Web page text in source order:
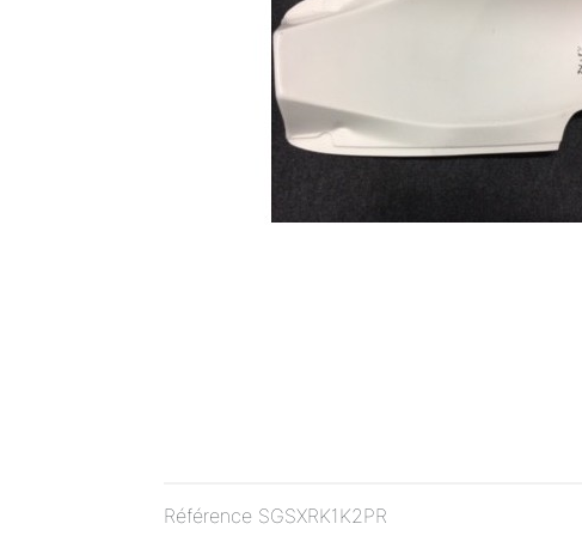
Référence SGSXRK1K2PR